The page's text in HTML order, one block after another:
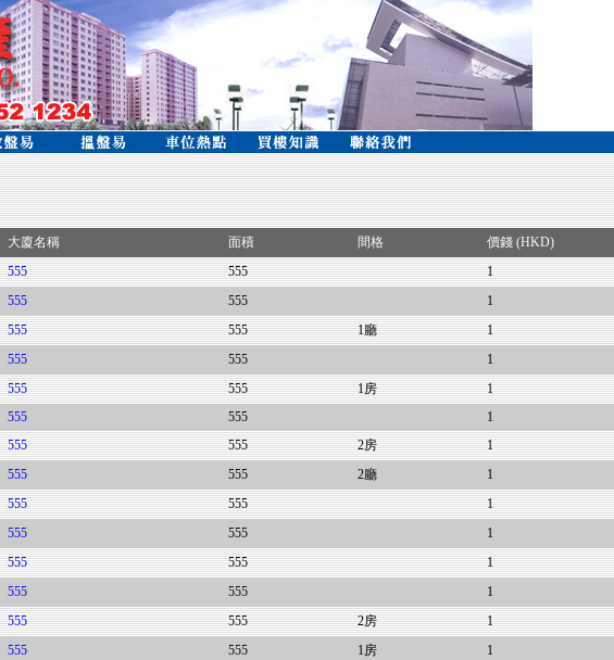
大廈名稱 面積 間格 價錢 (HKD)
555 555 1
555 555 1
555
555 1廳 1
555 555 1
555
555 1房 1
555
555 1
555
555 2房 1
555
555 2廳 1
555 555 1
555 555 1
555 555 1
555 555 1
555
555 2房 1
555
555 1房 1